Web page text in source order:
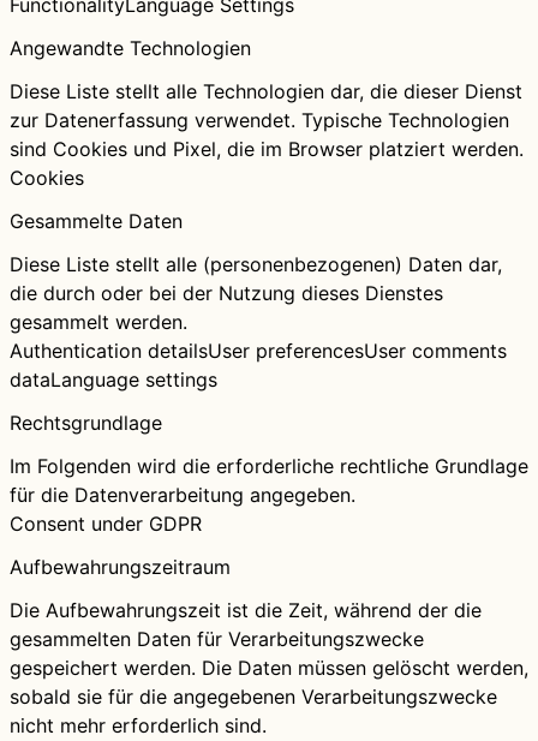
FunctionalityLanguage Settings
Angewandte Technologien
Diese Liste stellt alle Technologien dar, die dieser Dienst
zur Datenerfassung verwendet. Typische Technologien
sind Cookies und Pixel, die im Browser platziert werden.
Cookies
Gesammelte Daten
Diese Liste stellt alle (personenbezogenen) Daten dar,
die durch oder bei der Nutzung dieses Dienstes
gesammelt werden.
Authentication detailsUser preferencesUser comments
dataLanguage settings
Rechtsgrundlage
Im Folgenden wird die erforderliche rechtliche Grundlage
für die Datenverarbeitung angegeben.
Consent under GDPR
Aufbewahrungszeitraum
Die Aufbewahrungszeit ist die Zeit, während der die
gesammelten Daten für Verarbeitungszwecke
gespeichert werden. Die Daten müssen gelöscht werden,
sobald sie für die angegebenen Verarbeitungszwecke
nicht mehr erforderlich sind.